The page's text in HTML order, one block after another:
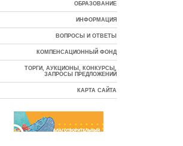
ОБРАЗОВАНИЕ
ИНФОРМАЦИЯ
ВОПРОСЫ И ОТВЕТЫ
КОМПЕНСАЦИОННЫЙ ФОНД
ТОРГИ, АУКЦИОНЫ, КОНКУРСЫ,
ЗАПРОСЫ ПРЕДЛОЖЕНИЙ
КАРТА САЙТА